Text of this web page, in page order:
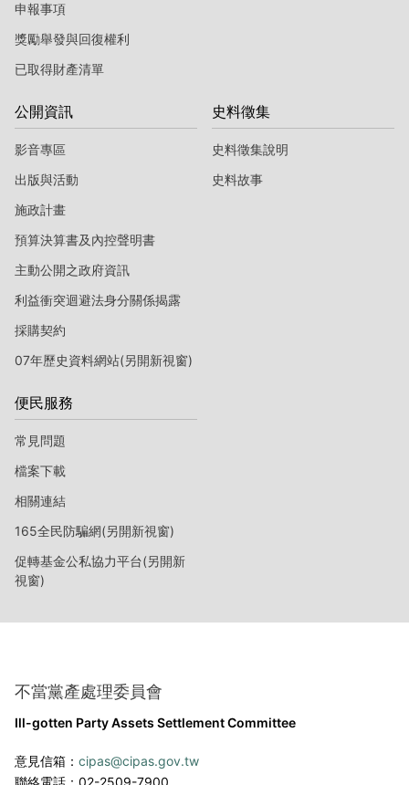
申報事項
獎勵舉發與回復權利
已取得財產清單
公開資訊
影音專區
出版與活動
施政計畫
預算決算書及內控聲明書
主動公開之政府資訊
利益衝突迴避法身分關係揭露
採購契約
07年歷史資料網站(另開新視窗)
史料徵集
史料徵集說明
史料故事
便民服務
常見問題
檔案下載
相關連結
165全民防騙網(另開新視窗)
促轉基金公私協力平台(另開新
視窗)
不當黨產處理委員會
Ill-gotten Party Assets Settlement Committee
意見信箱： cipas@cipas.gov.tw
聯絡電話：02-2509-7900